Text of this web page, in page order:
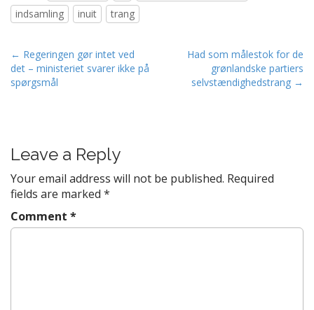
indsamling
inuit trang
P
o
s
a
v
i
g
a
← Regeringen gør intet ved
det – ministeriet svarer ikke på
spørgsmål
Had som målestok for de
grønlandske partiers
selvstændighedstrang →
Leave a Reply
Your email address will not be published. Required
fields are marked *
Comment *